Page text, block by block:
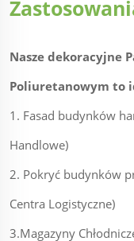
Nasze dekoracyjne
Poliuretanowym to
1. Fasad budynków
Handlowe)
2. Pokryć budynków
Centra Logistyczne)
3.Magazyny